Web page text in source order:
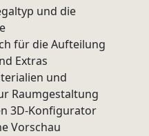
und die
für die Aufteilung
Extras
und
Raumgestaltung
3D-Konfigurator
Vorschau